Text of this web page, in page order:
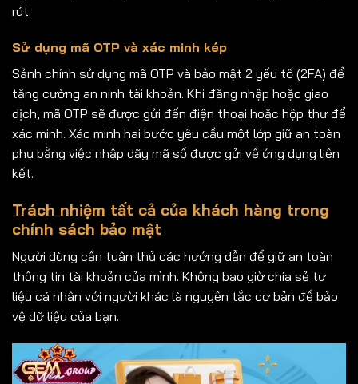
rút.
Sử dụng mã OTP và xác minh kép
Sảnh chính sử dụng mã OTP và bảo mật 2 yếu tố (2FA) để
tăng cường an ninh tài khoản. Khi đăng nhập hoặc giao
dịch, mã OTP sẽ được gửi đến điện thoại hoặc hộp thư để
xác minh. Xác minh hai bước yêu cầu một lớp giữ an toàn
phụ bằng việc nhập dãy mã số được gửi về ứng dụng liên
kết.
Trách nhiệm tất cả của khách hàng trong
chính sách bảo mật
Người dùng cần tuân thủ các hướng dẫn để giữ an toàn
thông tin tài khoản của mình. Không bao giờ chia sẻ tư
liệu cá nhân với người khác là nguyên tắc cơ bản để bảo
vệ dữ liệu của bạn.